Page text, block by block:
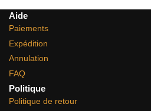
Aide
Paiements
Expédition
Annulation
FAQ
Politique
Politique de retour